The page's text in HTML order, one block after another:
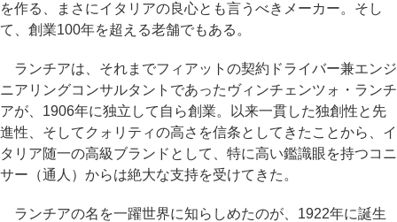
を作る、まさにイタリアの良心とも言うべきメーカー。そし
て、創業100年を超える老舗でもある。
ランチアは、それまでフィアットの契約ドライバー兼エンジ
ニアリングコンサルタントであったヴィンチェンツォ・ランチ
アが、1906年に独立して自ら創業。以来一貫した独創性と先
進性、そしてクォリティの高さを信条としてきたことから、イ
タリア随一の高級ブランドとして、特に高い鑑識眼を持つコニ
サー（通人）からは絶大な支持を受けてきた。
ランチアの名を一躍世界に知らしめたのが、1922年に誕生